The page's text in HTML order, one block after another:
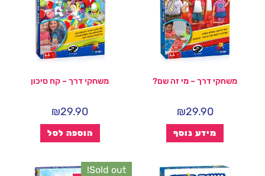
משחקי דרך – מי זה שם?
₪29.90
מידע נוסף
משחקי דרך – קח סיכון
₪29.90
הוספה לסל
Sold out!